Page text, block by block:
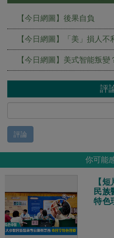
【今日網圖】後果自負
【今日網圖】「美」損人不
【今日網圖】美式智能叛變
評
評論
你可能
【
民族
特色